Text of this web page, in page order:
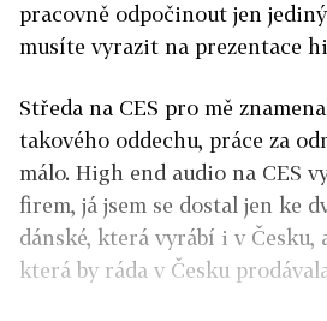
pracovně odpočinout jen
musíte vyrazit na prezentace
Středa na CES pro mě
takového oddechu, práce za
málo. High end audio na CES
firem, já jsem se dostal jen ke
dánské, která vyrábí i v Česku,
která by ráda v Česku